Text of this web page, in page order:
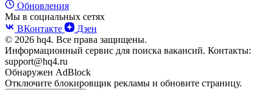
Обновления
Мы в социальных сетях
ВКонтакте
Дзен
© 2026 hq4. Все права защищены.
Информационный сервис для поиска вакансий. Контакты:
support@hq4.ru
Обнаружен AdBlock
Отключите блокировщик рекламы и обновите страницу.